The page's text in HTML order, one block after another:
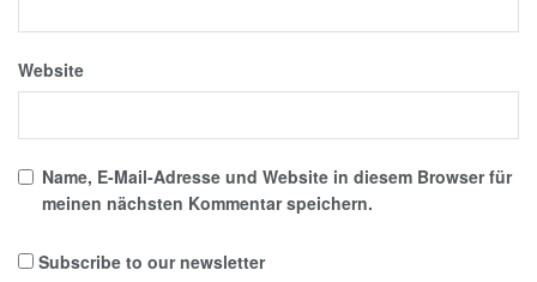
Website
Name, E-Mail-Adresse und Website in diesem Browser für
meinen nächsten Kommentar speichern.
Subscribe to our newsletter